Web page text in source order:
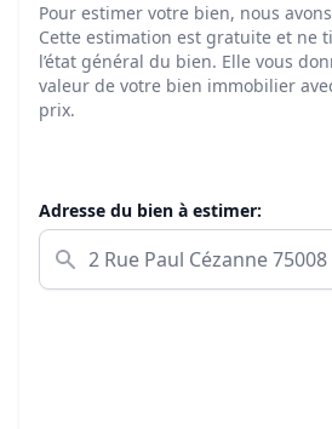
Pour estimer votre bien, nous
Cette estimation est gratuite et ne
l’état général du bien. Elle vous
valeur de votre bien immobilier
prix.
Adresse du bien à estimer: